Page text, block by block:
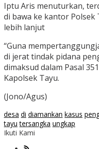
Iptu Aris menuturkan,
di bawa ke kantor Polsek
lebih lanjut
“Guna
di jerat tindak pidana
dimaksud dalam Pasal
Kapolsek Tayu.
(Jono/Agus)
desa di diamankan kasus
tayu tersangka ungkap
Ikuti Kami